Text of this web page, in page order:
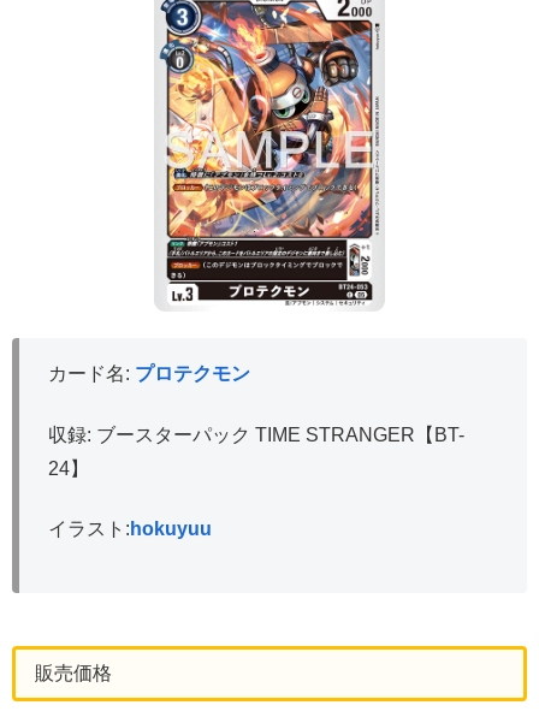
カード名: プロテクモン
収録: ブースターパック TIME STRANGER【BT-
24】
イラスト: hokuyuu
販売価格